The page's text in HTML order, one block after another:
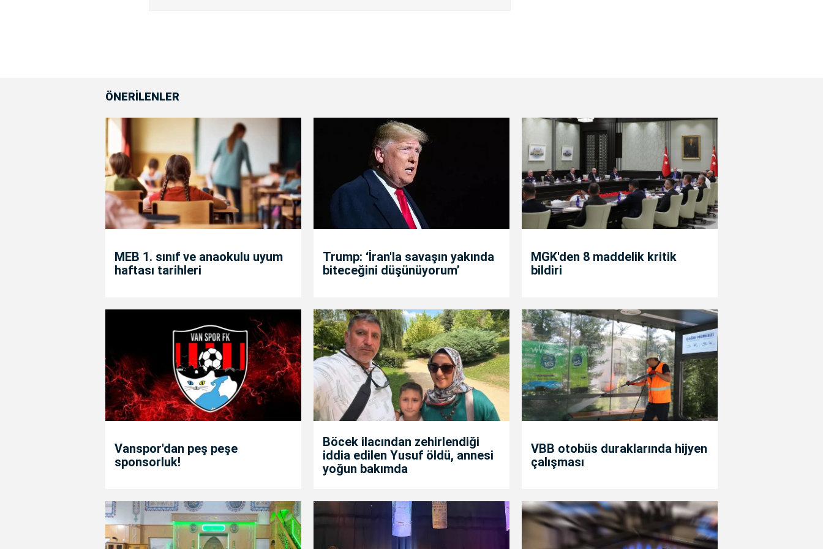
ÖNERİLENLER
MEB 1. sınıf ve anaokulu uyum
haftası tarihleri
Trump: ‘İran'la savaşın yakında
biteceğini düşünüyorum’
MGK'den 8 maddelik kritik
bildiri
Vanspor'dan peş peşe
sponsorluk!
Böcek ilacından zehirlendiği
iddia edilen Yusuf öldü, annesi
yoğun bakımda
VBB otobüs duraklarında hijyen
çalışması